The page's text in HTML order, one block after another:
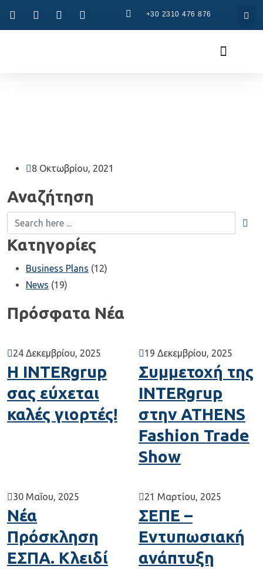
+30 2310 476 876
8 Οκτωβρίου, 2021
Αναζήτηση
Κατηγορίες
Business Plans (12)
News (19)
Πρόσφατα Νέα
24 Δεκεμβρίου, 2025
Η INTERgrup
σας εύχεται
καλές γιορτές!
19 Δεκεμβρίου, 2025
Συμμετοχή της
INTERgrup
στην ATHENS
Fashion Trade
Show
30 Μαΐου, 2025
Νέα
Πρόσκληση
ΕΣΠΑ. Κλειδί
21 Μαρτίου, 2025
ΣΕΠΕ –
Εντυπωσιακή
ανάπτυξη